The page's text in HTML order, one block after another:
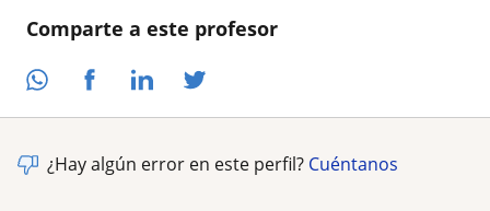
Comparte a este profesor
¿Hay algún error en este perfil? Cuéntanos